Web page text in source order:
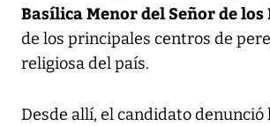
Basílica Menor del Señor de
de los principales centros de
religiosa del país.
Desde allí, el candidato denunció